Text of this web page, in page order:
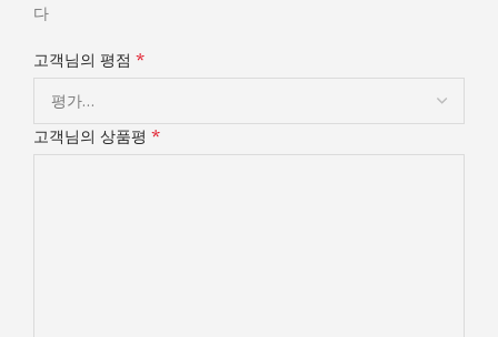
다
고객님의 평점 *
고객님의 상품평 *